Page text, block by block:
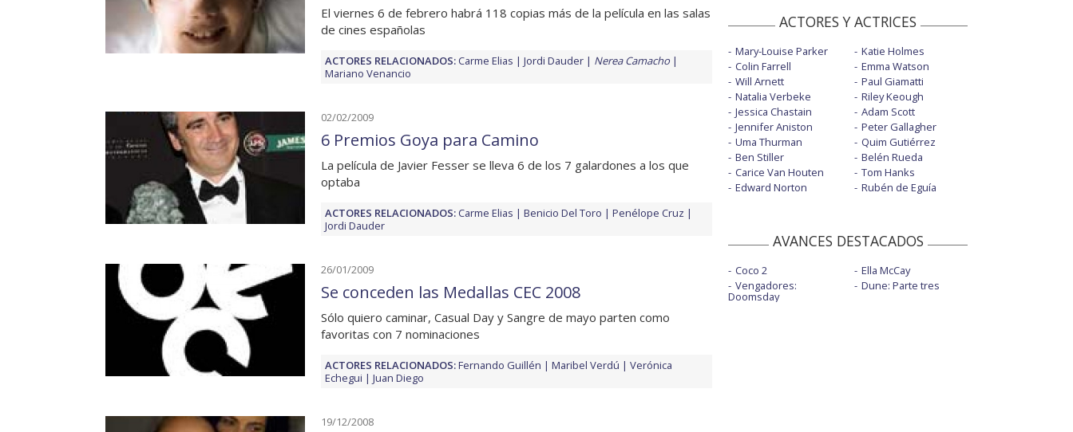
El viernes 6 de febrero habrá 118 copias más de la película en las salas
de cines españolas
ACTORES RELACIONADOS:Carme Elias Jordi Dauder
Nerea Camacho
Mariano Venancio
02/02/2009
6 Premios Goya para Camino
La película de Javier Fesser se lleva 6 de los 7 galardones a los que
optaba
ACTORES RELACIONADOS:Carme Elias Benicio Del Toro
Penélope Cruz
Jordi Dauder
26/01/2009
Se conceden las Medallas CEC 2008
Sólo quiero caminar, Casual Day y Sangre de mayo parten como
favoritas con 7 nominaciones
ACTORES RELACIONADOS:Fernando Guillén Maribel Verdú
Verónica
Echegui
Juan Diego
19/12/2008
ACTORES Y ACTRICES
Mary-Louise Parker
Colin Farrell
Will Arnett
Natalia Verbeke
Jessica Chastain
Jennifer Aniston
Uma Thurman
Ben Stiller
Carice Van Houten
Edward Norton
Katie Holmes
Emma Watson
Paul Giamatti
Riley Keough
Adam Scott
Peter Gallagher
Quim Gutiérrez
Belén Rueda
Tom Hanks
Rubén de Eguía
AVANCES DESTACADOS
Coco 2
Vengadores:
Doomsday
Ella McCay
Dune: Parte tres